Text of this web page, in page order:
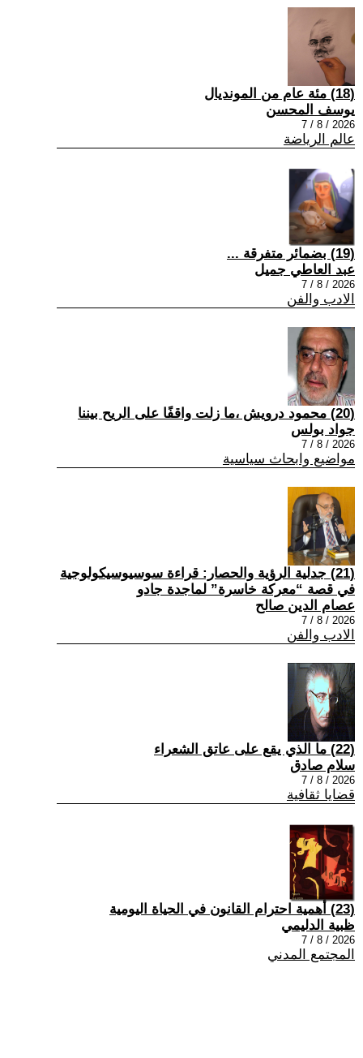
(18) مئة عام من المونديال
يوسف المحسن
2026 / 8 / 7
عالم الرياضة
(19) بضمائر متفرقة ...
عبد العاطي جميل
2026 / 8 / 7
الادب والفن
(20) محمود درويش ،ما زلت واقفًا على الريح بيننا
جواد بولس
2026 / 8 / 7
مواضيع وابحاث سياسية
(21) جدلية الرؤية والحصار: قراءة سوسيوسيكولوجية
في قصة “معركة خاسرة” لماجدة جادو
عصام الدين صالح
2026 / 8 / 7
الادب والفن
(22) ما الذي يقع على عاتق الشعراء
سلام صادق
2026 / 8 / 7
قضايا ثقافية
(23) أهمية احترام القانون في الحياة اليومية
ظبية الدليمي
2026 / 8 / 7
المجتمع المدني